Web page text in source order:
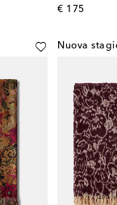
€ 175
original price
Nuova